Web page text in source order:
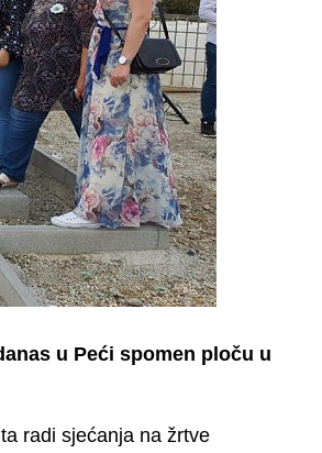
u Peći spomen ploču u
radi sjećanja na žrtve